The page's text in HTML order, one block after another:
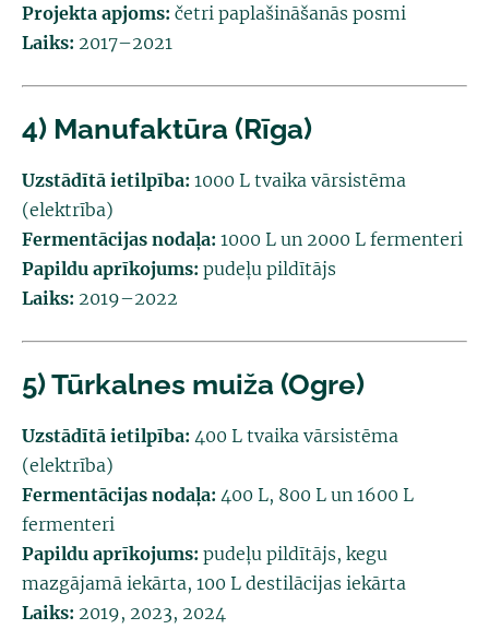
Projekta apjoms: četri paplašināšanās posmi
Laiks: 2017–2021
4) Manufaktūra (Rīga)
Uzstādītā ietilpība: 1000 L tvaika vārsistēma
(elektrība)
Fermentācijas nodaļa: 1000 L un 2000 L fermenteri
Papildu aprīkojums: pudeļu pildītājs
Laiks: 2019–2022
5) Tūrkalnes muiža (Ogre)
Uzstādītā ietilpība: 400 L tvaika vārsistēma
(elektrība)
Fermentācijas nodaļa: 400 L, 800 L un 1600 L
fermenteri
Papildu aprīkojums: pudeļu pildītājs, kegu
mazgājamā iekārta, 100 L destilācijas iekārta
Laiks: 2019, 2023, 2024